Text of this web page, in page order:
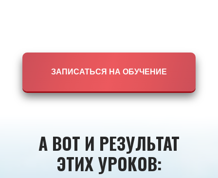
ЗАПИСАТЬСЯ НА ОБУЧЕНИЕ
А ВОТ И РЕЗУЛЬТАТ
ЭТИХ УРОКОВ: